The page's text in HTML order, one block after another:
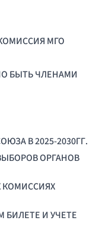
МГО
БЫТЬ ЧЛЕНАМИ
В 2025-2030ГГ.
ОРГАНОВ
И УЧЕТЕ